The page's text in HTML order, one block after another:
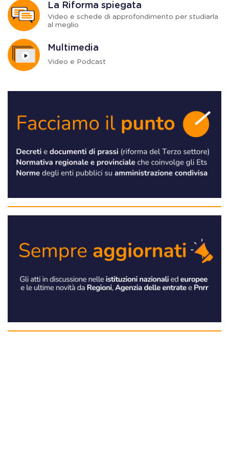
La Riforma spiegata
Video e schede di approfondimento per studiarla
al meglio
Multimedia
Video e Podcast